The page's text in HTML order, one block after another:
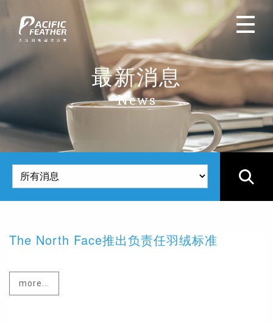
最新消息
News
The North Face推出负责任羽绒标准
more...